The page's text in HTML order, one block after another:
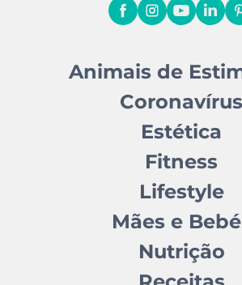
Animais de
Coronavírus
Estética
Fitness
Lifestyle
Mães e
Nutrição